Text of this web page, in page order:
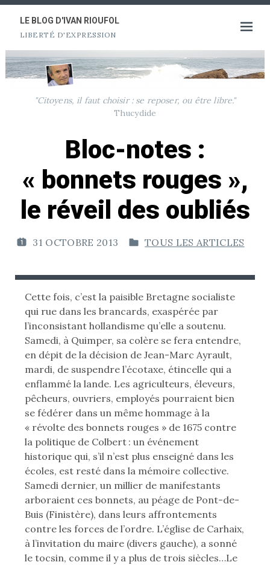
Aller
contenu
LE BLOG D'IVAN RIOUFOL
LIBERTÉ D'EXPRESSION
Ouvrir
le
menu
"Citoyens, il faut choisir : se reposer, ou être libre."
Thucydide
Bloc-notes :
« bonnets rouges »,
le réveil des oubliés
P
B
31 OCTOBRE 2013
P
B
L
N
TOUS LES ARTICLES
Cette fois, c’est la paisible Bretagne socialiste
qui rue dans les brancards, exaspérée par
l’inconsistant hollandisme qu’elle a soutenu.
Samedi, à Quimper, sa colère se fera entendre,
en dépit de la décision de Jean-Marc Ayrault,
mardi, de suspendre l’écotaxe, étincelle qui a
enflammé la lande. Les agriculteurs, éleveurs,
pêcheurs, ouvriers, employés pourraient bien
se fédérer dans un même hommage à la
« révolte des bonnets rouges » de 1675 contre
la politique de Colbert : un événement
historique qui, s’il n’est plus enseigné dans les
écoles, est resté dans la mémoire collective.
Samedi dernier, un millier de manifestants
arboraient ces bonnets, au péage de Pont-de-
Buis (Finistère), dans leurs affrontements
contre les forces de l’ordre. L’église de Carhaix,
à l’invitation du maire (divers gauche), a sonné
le tocsin, comme il y a plus de trois siècles…Le